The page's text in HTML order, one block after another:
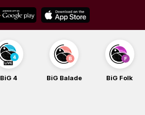
BiG 4 BiG Balade BiG Folk